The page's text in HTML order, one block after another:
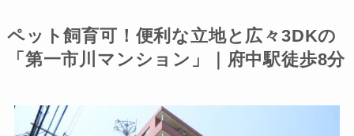
ペット飼育可！便利な立地と広々3DKの
「第一市川マンション」｜府中駅徒歩8分